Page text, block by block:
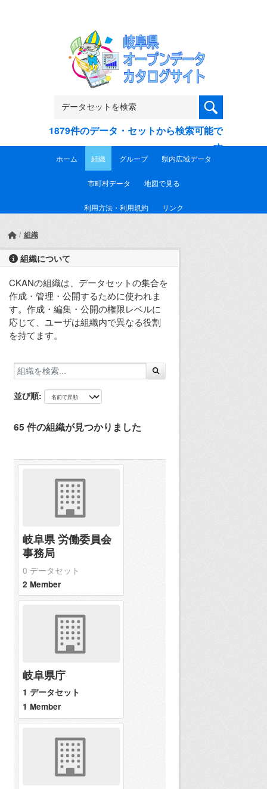
1879件のデータ・セットから検索可能で
す
ホーム 組織 グループ 県内広域データ
市町村データ 地図で見る
利用方法・利用規約 リンク
組織
組織について
CKANの組織は、データセットの集合を
作成・管理・公開するために使われま
す。作成・編集・公開の権限レベルに
応じて、ユーザは組織内で異なる役割
を持てます。
並び順
65 件の組織が見つかりました
岐阜県 労働委員会
事務局
0 データセット
2 Member
岐阜県庁
1 データセット
1 Member